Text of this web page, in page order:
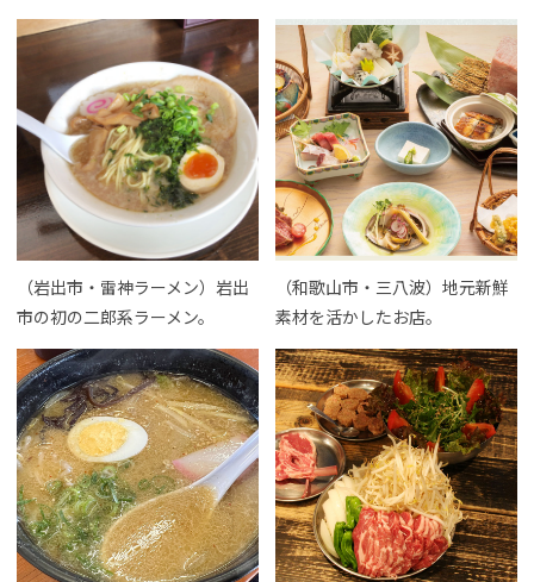
（岩出市・雷神ラーメン）岩出
市の初の二郎系ラーメン。
（和歌山市・三八波）地元新鮮
素材を活かしたお店。